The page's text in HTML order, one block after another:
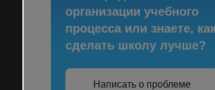
организации учебного
процесса или знаете,
сделать школу лучше?
Написать о проблеме